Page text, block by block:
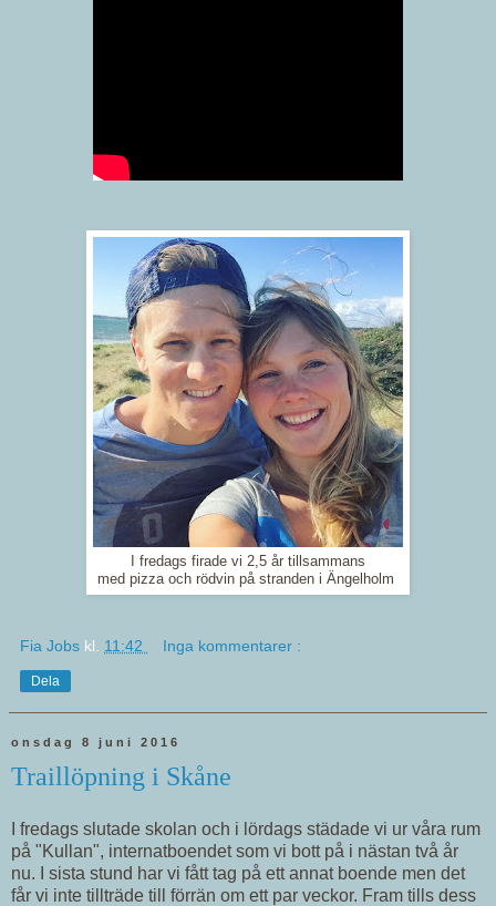
I fredags firade vi 2,5 år tillsammans
med pizza och rödvin på stranden i Ängelholm
Fia Jobs kl. 11:42 Inga kommentarer :
Dela
onsdag 8 juni 2016
Traillöpning i Skåne
I fredags slutade skolan och i lördags städade vi ur våra rum
på "Kullan", internatboendet som vi bott på i nästan två år
nu. I sista stund har vi fått tag på ett annat boende men det
får vi inte tillträde till förrän om ett par veckor. Fram tills dess